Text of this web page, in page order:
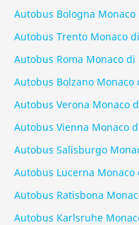
Autobus Bologna Monaco
Autobus Trento Monaco
Autobus Roma Monaco di
Autobus Bolzano Monaco
Autobus Verona Monaco
Autobus Vienna Monaco
Autobus Salisburgo
Autobus Lucerna Monaco
Autobus Ratisbona
Autobus Karlsruhe